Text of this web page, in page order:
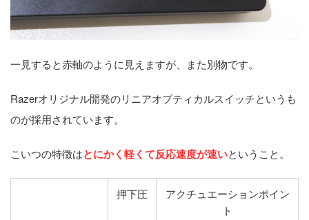
一見すると赤軸のように見えますが、また別物です。
Razerオリジナル開発のリニアオプティカルスイッチというも
のが採用されています。
こいつの特徴はとにかく軽くて反応速度が速いということ。
押下圧
アクチュエーションポイン
ト